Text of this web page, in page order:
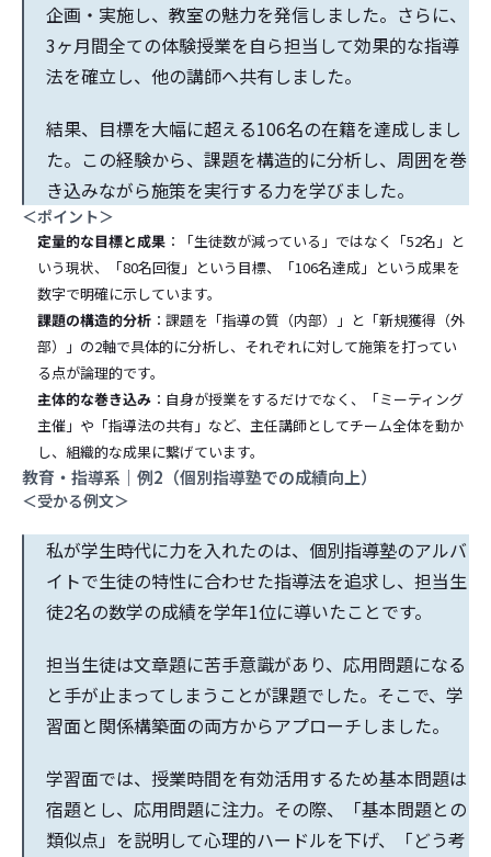
企画・実施し、教室の魅力を発信しました。さらに、
3ヶ月間全ての体験授業を自ら担当して効果的な指導
法を確立し、他の講師へ共有しました。
結果、目標を大幅に超える106名の在籍を達成しまし
た。この経験から、課題を構造的に分析し、周囲を巻
き込みながら施策を実行する力を学びました。
＜ポイント＞
定量的な目標と成果 ：「生徒数が減っている」ではなく「52名」と
いう現状、「80名回復」という目標、「106名達成」という成果を
数字で明確に示しています。
課題の構造的分析 ：課題を「指導の質（内部）」と「新規獲得（外
部）」の2軸で具体的に分析し、それぞれに対して施策を打ってい
る点が論理的です。
主体的な巻き込み ：自身が授業をするだけでなく、「ミーティング
主催」や「指導法の共有」など、主任講師としてチーム全体を動か
し、組織的な成果に繋げています。
教育・指導系｜例2（個別指導塾での成績向上）
＜受かる例文＞
私が学生時代に力を入れたのは、個別指導塾のアルバ
イトで生徒の特性に合わせた指導法を追求し、担当生
徒2名の数学の成績を学年1位に導いたことです。
担当生徒は文章題に苦手意識があり、応用問題になる
と手が止まってしまうことが課題でした。そこで、学
習面と関係構築面の両方からアプローチしました。
学習面では、授業時間を有効活用するため基本問題は
宿題とし、応用問題に注力。その際、「基本問題との
類似点」を説明して心理的ハードルを下げ、「どう考